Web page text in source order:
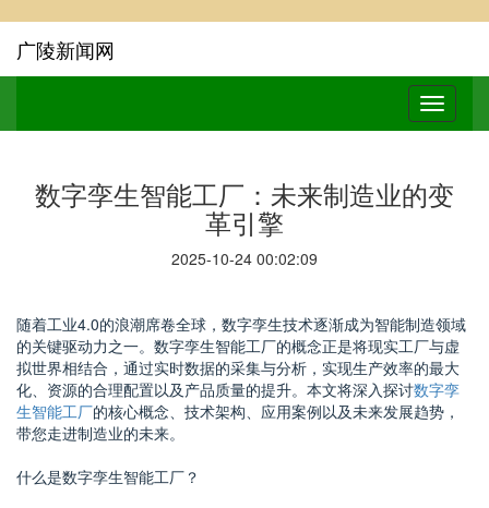
广陵新闻网
数字孪生智能工厂：未来制造业的变
革引擎
2025-10-24 00:02:09
随着工业4.0的浪潮席卷全球，数字孪生技术逐渐成为智能制造领域
的关键驱动力之一。数字孪生智能工厂的概念正是将现实工厂与虚
拟世界相结合，通过实时数据的采集与分析，实现生产效率的最大
化、资源的合理配置以及产品质量的提升。本文将深入探讨数字孪
生智能工厂的核心概念、技术架构、应用案例以及未来发展趋势，
带您走进制造业的未来。
什么是数字孪生智能工厂？